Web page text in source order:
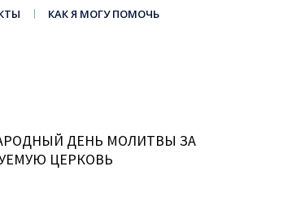
КАК Я МОГУ ПОМОЧЬ
ДЕНЬ МОЛИТВЫ ЗА
ЦЕРКОВЬ